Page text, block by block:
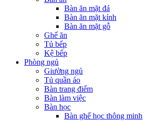
Bàn ăn mặt đá
Bàn ăn mặt kính
Bàn ăn mặt gỗ
Ghế ăn
Tủ bếp
Kệ bếp
Phòng ngủ
Giường ngủ
Tủ quần áo
Bàn trang điểm
Bàn làm việc
Bàn học
Bàn ghế học thông minh